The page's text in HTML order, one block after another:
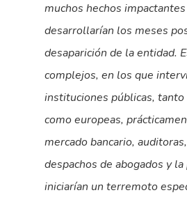
muchos hechos
desarrollarían los meses
desaparición de la entidad.
complejos, en los que
instituciones públicas, tanto
como europeas,
mercado bancario,
despachos de abogados y la
iniciarían un terremoto